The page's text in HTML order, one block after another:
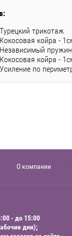
Турецкий трикотаж
Кокосовая койра -
Независимый
Кокосовая койра -
Усиление по
О компании
- до 15:00
дни);